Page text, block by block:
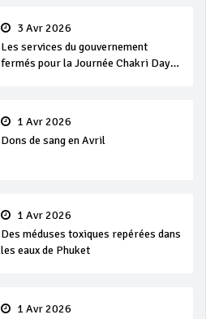
3 Avr 2026
Les services du gouvernement
fermés pour la Journée Chakri Day
1 Avr 2026
Dons de sang en Avril
1 Avr 2026
Des méduses toxiques repérées dans
les eaux de Phuket
1 Avr 2026